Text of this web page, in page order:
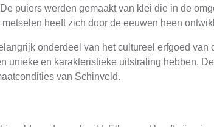
puiers werden gemaakt van klei die in de
heeft zich door de eeuwen heen
onderdeel van het cultureel erfgoed
unieke en karakteristieke uitstraling hebben.
van Schinveld.
worden gebruikt. Elke soort heeft zijn